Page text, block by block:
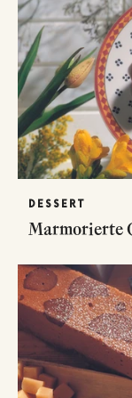
DESSERT
Marmorierte